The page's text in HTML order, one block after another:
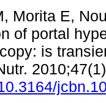
Morita E,
of portal
is